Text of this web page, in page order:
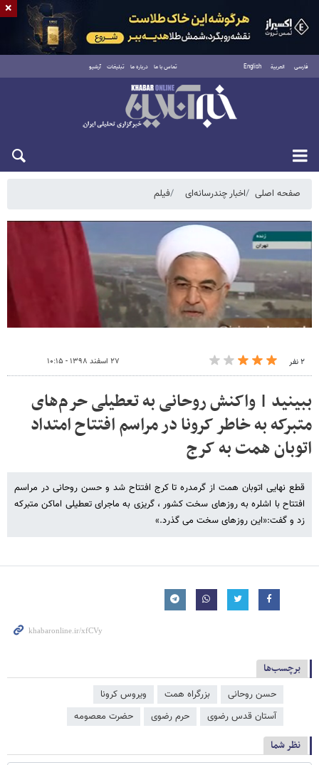
فارسی العربية English تماس با ما درباره ما تبلیغات آرشیو
جمعه ۱۶ مرداد ۱۴۰۵
صفحه اصلی اخبار چندرسانه‌ای فیلم
۲ نفر ۲۷ اسفند ۱۳۹۸ - ۱۰:۱۵
ببینید | واکنش روحانی به تعطیلی حرم‌های
متبرکه به خاطر کرونا در مراسم افتتاح امتداد
اتوبان همت به کرج
قطع نهایی اتوبان همت از گرمدره تا کرج افتتاح شد و حسن روحانی در مراسم
افتتاح با اشلره به روزهای سخت کشور ، گریزی به ماجرای تعطیلی اماکن متبرکه
زد و گفت:«این روزهای سخت می گذرد.»
برچسب‌ها
حسن روحانی بزرگراه همت
ویروس کرونا
آستان قدس رضوی
حرم رضوی حضرت معصومه
نظر شما
×